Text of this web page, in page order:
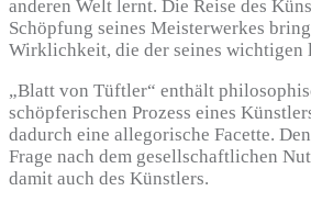
anderen Welt lernt. Die Reise des
Schöpfung seines Meisterwerkes
Wirklichkeit, die der seines wichtigen
„Blatt von Tüftler“ enthält
schöpferischen Prozess eines
dadurch eine allegorische Facette.
Frage nach dem gesellschaftlichen
damit auch des Künstlers.